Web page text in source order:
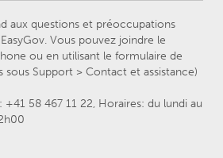
aux questions et préoccupations
Vous pouvez joindre le
ou en utilisant le formulaire de
Support > Contact et assistance)
+41 58 467 11 22, Horaires: du lundi au